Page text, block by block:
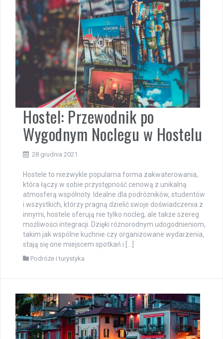
Hostel: Przewodnik po
Wygodnym Noclegu w Hostelu
28 grudnia 2021
Hostele to niezwykle popularna forma zakwaterowania,
która łączy w sobie przystępność cenową z unikalną
atmosferą wspólnoty. Idealne dla podróżników, studentów
i wszystkich, którzy pragną dzielić swoje doświadczenia z
innymi, hostele oferują nie tylko nocleg, ale także szereg
możliwości integracji. Dzięki różnorodnym udogodnieniom,
takim jak wspólne kuchnie czy organizowane wydarzenia,
stają się one miejscem spotkań i […]
Podróże i turystyka